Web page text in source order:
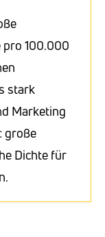
pro 100.000
stark
Marketing
große
Dichte für